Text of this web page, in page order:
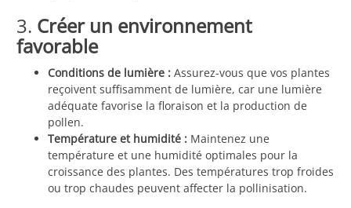
3. Créer un environnement
favorable
Conditions de lumière : Assurez-vous que vos plantes
reçoivent suffisamment de lumière, car une lumière
adéquate favorise la floraison et la production de
pollen.
Température et humidité : Maintenez une
température et une humidité optimales pour la
croissance des plantes. Des températures trop froides
ou trop chaudes peuvent affecter la pollinisation.